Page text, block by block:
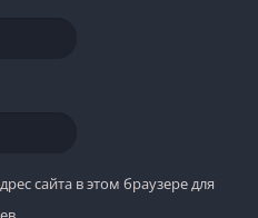
сайта в этом браузере для